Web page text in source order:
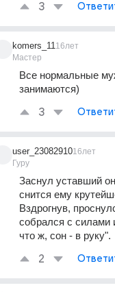
3
komers_11
Мастер
16лет
Все нормальные
занимаются)
3
user_23082910
Гуру
16лет
Заснул уставший
снится ему
Вздрогнув,
собрался с силами
что ж, сон - в руку".
2